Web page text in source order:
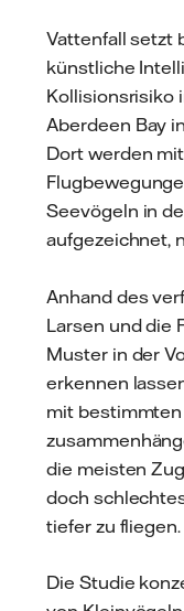
Vattenfall setzt
künstliche
Kollisionsrisiko
Aberdeen Bay
Dort werden
Seevögeln in
aufgezeichnet,
Anhand des
Larsen und die
Muster in der
erkennen
mit
die meisten
doch
tiefer zu fliegen.
Die Studie